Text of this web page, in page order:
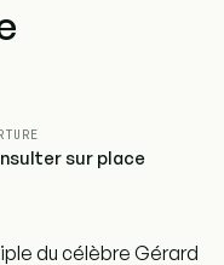
sur place
du célèbre Gérard